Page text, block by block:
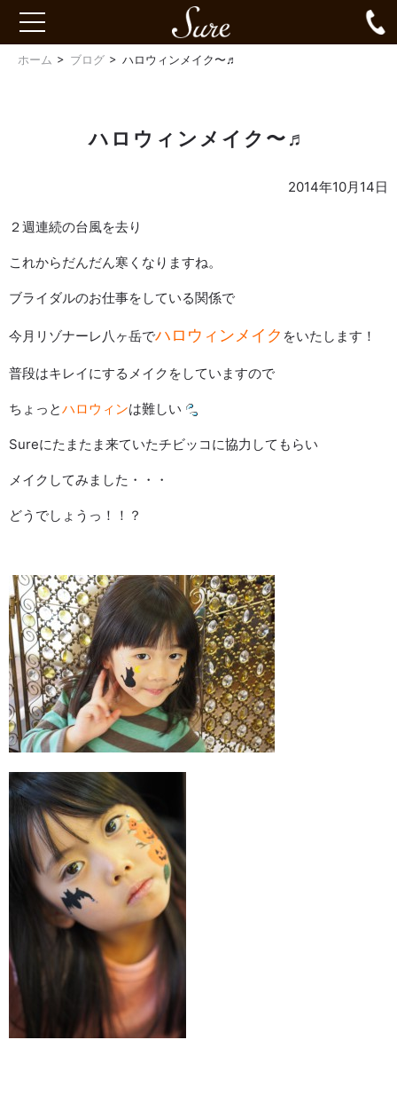
toggle
ホーム ブログ ハロウィンメイク〜♬
ハロウィンメイク〜♬
2014年10月14日
２週連続の台風を去り
これからだんだん寒くなりますね。
ブライダルのお仕事をしている関係で
今月リゾナーレ八ヶ岳でハロウィンメイク をいたします！
普段はキレイにするメイクをしていますので
ちょっとハロウィンは難しい
Sureにたまたま来ていたチビッコに協力してもらい
メイクしてみました・・・
どうでしょうっ！！？